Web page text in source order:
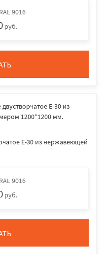
9016
руб.
E-30 из нержавеющей
9016
руб.